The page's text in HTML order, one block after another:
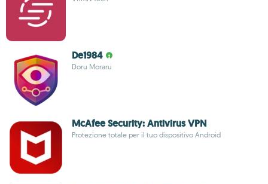
De1984
Doru Moraru
McAfee Security: Antivirus VPN
Protezione totale per il tuo dispositivo Android